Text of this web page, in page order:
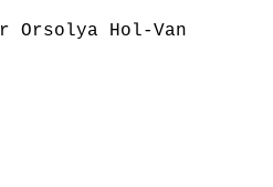
Orsolya Hol-Van